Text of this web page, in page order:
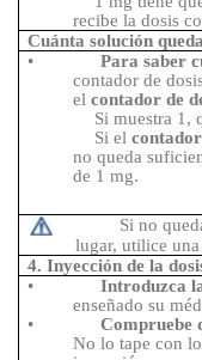
recibe la dosis
Cuánta solución queda
•
Para saber
contador de
el contador de
Si muestra 1,
Si el contador
no queda
de 1 mg.
Si no
lugar, utilice
4. Inyección de la
•
Introduzca
enseñado su
•
Compruebe
No lo tape con